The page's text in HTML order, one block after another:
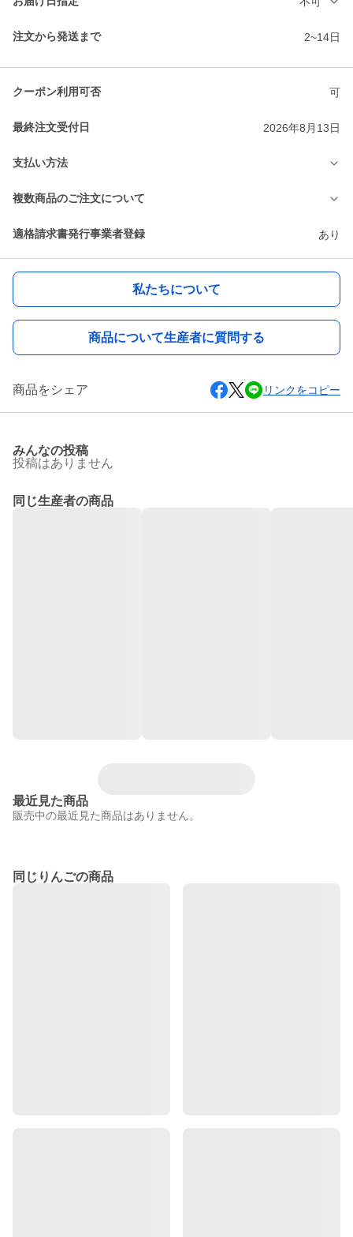
注文から発送まで 2~14日
クーポン利用可否 可
最終注文受付日 2026年8月13日
支払い方法
複数商品のご注文について
適格請求書発行事業者登録 あり
私たちについて
商品について生産者に質問する
商品をシェア リンクをコピー
みんなの投稿
投稿はありません
同じ生産者の商品
最近見た商品
販売中の最近見た商品はありません。
同じりんごの商品